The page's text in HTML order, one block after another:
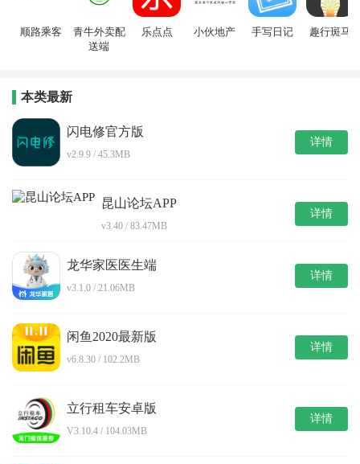
顺路乘客
青牛外卖配
送端
乐点点 小伙地产 手写日记 趣行斑马
本类最新
闪电修官方版
v2.9.9 / 45.3MB
详情
昆山论坛APP
v3.40 / 83.47MB
详情
龙华家医医生端
v3.1.0 / 21.06MB
详情
闲鱼2020最新版
v6.8.30 / 102.2MB
详情
立行租车安卓版
V3.10.4 / 104.03MB
详情